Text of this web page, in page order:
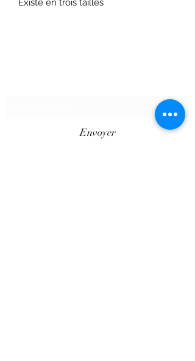
Existe en trois tailles
Envoyer